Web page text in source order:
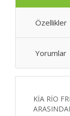
Özellikler
Yorumlar
KİA RİO